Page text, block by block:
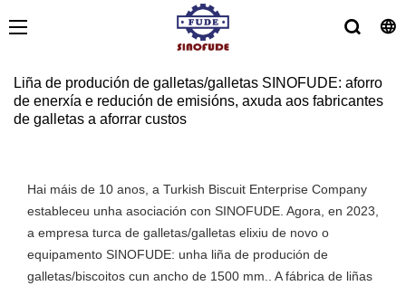
Liña de produción de galletas/galletas SINOFUDE: aforro
de enerxía e redución de emisións, axuda aos fabricantes
de galletas a aforrar custos
Hai máis de 10 anos, a Turkish Biscuit Enterprise Company
estableceu unha asociación con SINOFUDE. Agora, en 2023,
a empresa turca de galletas/galletas elixiu de novo o
equipamento SINOFUDE: unha liña de produción de
galletas/biscoitos cun ancho de 1500 mm.. A fábrica de liñas